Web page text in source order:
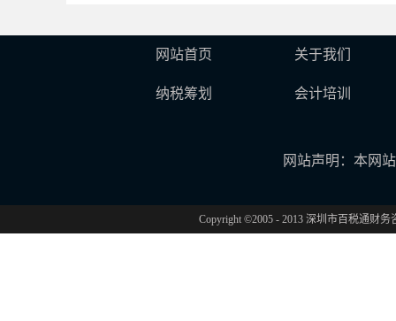
网站首页 关于我们
纳税筹划 会计培训
网站声明：本网
Copyright ©2005 - 2013 深圳市百税通财务